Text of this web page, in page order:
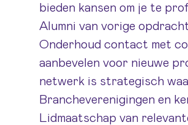
bieden kansen om je te
Alumni van vorige
Onderhoud contact met
aanbevelen voor nieuwe
netwerk is strategisch
Brancheverenigingen en
Lidmaatschap van